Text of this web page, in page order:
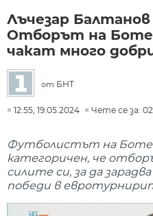
Лъчезар
Отборът на
чакат много
от БНТ
12:55, 19.05.2024 Чете се за:
Футболистът на
категоричен, че
силите си, за да
победи в